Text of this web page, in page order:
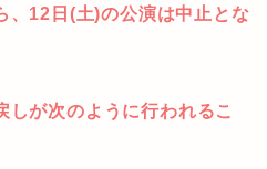
、12日(土)の公演は中止とな
しが次のように行われるこ